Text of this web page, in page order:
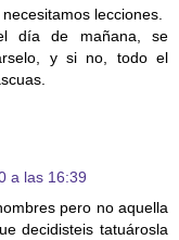
lecciones.
día de mañana, se
y si no, todo el
a las 16:39
pero no aquella
decidisteis tatuárosla